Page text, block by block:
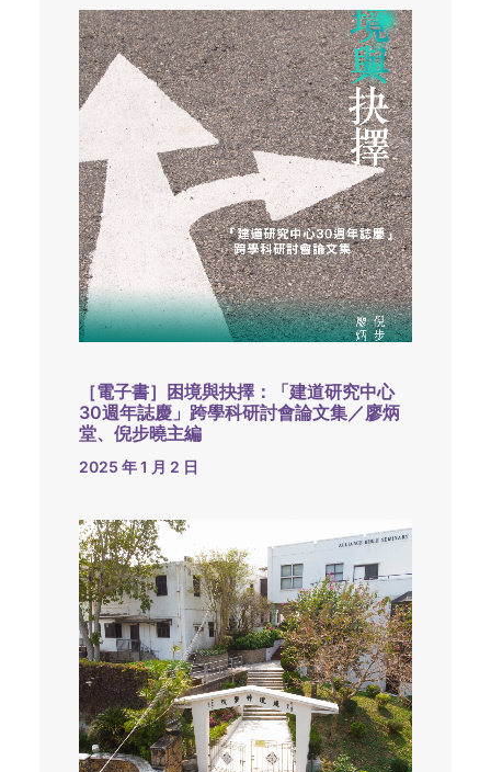
［電子書］困境與抉擇：「建道研究中心
30週年誌慶」跨學科研討會論文集／廖炳
堂、倪步曉主編
2025 年 1 月 2 日